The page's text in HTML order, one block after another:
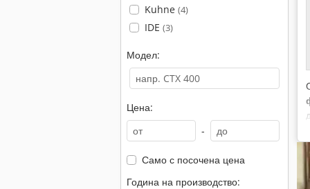
Kuhne (4)
IDE (3)
Модел:
Цена:
-
Само с посочена цена
Година на производство: